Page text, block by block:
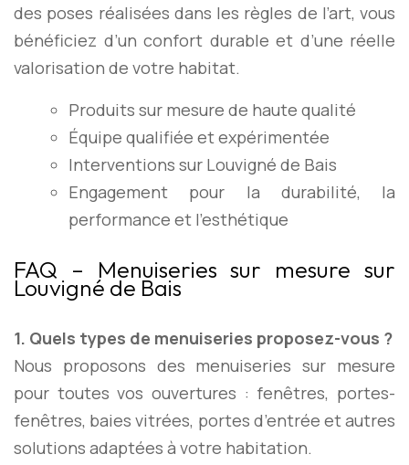
des poses réalisées dans les règles de l’art, vous
bénéficiez d’un confort durable et d’une réelle
valorisation de votre habitat.
Produits sur mesure de haute qualité
Équipe qualifiée et expérimentée
Interventions sur Louvigné de Bais
Engagement pour la durabilité, la
performance et l’esthétique
FAQ – Menuiseries sur mesure sur
Louvigné de Bais
1. Quels types de menuiseries proposez-vous ?
Nous proposons des menuiseries sur mesure
pour toutes vos ouvertures : fenêtres, portes-
fenêtres, baies vitrées, portes d’entrée et autres
solutions adaptées à votre habitation.